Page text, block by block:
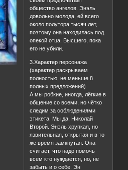
общество ангелов. Энэль
довольно молода, ей всего
около полутора тысяч лет,
поэтому она находилась под
опекой отца, Высшего, пока
его не убили.
3.Характер персонажа
(характер раскрываем
полностью, не меньше 8
полных предложений)
А мы робкие, иногда, лёгкие в
общение со всеми, но чётко
следим за соблюдениями
этикета. Мы да, Николай
Второй. Энэль хрупкая, но
язвительная, открытая и в то
же время замкнутая. Она
считает, что надо помочь
всем кто нуждается, но, не
забыть и о себе. Эн